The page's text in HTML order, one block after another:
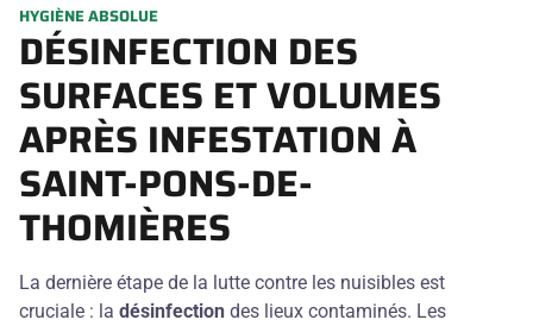
HYGIÈNE ABSOLUE
DÉSINFECTION DES
SURFACES ET VOLUMES
APRÈS INFESTATION À
SAINT-PONS-DE-
THOMIÈRES
La dernière étape de la lutte contre les nuisibles est
cruciale : la désinfection des lieux contaminés. Les